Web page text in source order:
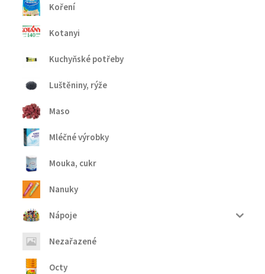
Koření
Kotanyi
Kuchyňské potřeby
Luštěniny, rýže
Maso
Mléčné výrobky
Mouka, cukr
Nanuky
Nápoje
Nezařazené
Octy